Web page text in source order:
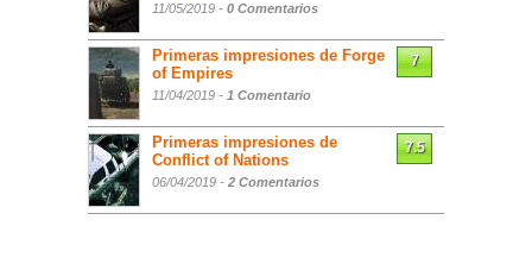
11/05/2019 - 0 Comentarios
Primeras impresiones de Forge
of Empires
11/04/2019 - 1 Comentario
7
Primeras impresiones de
Conflict of Nations
06/04/2019 - 2 Comentarios
7.5